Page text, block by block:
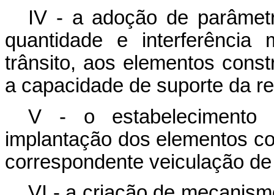
IV - a adoção de
quantidade e interferência
trânsito, aos elementos
a capacidade de suporte da
V - o
implantação dos elementos
correspondente veiculação